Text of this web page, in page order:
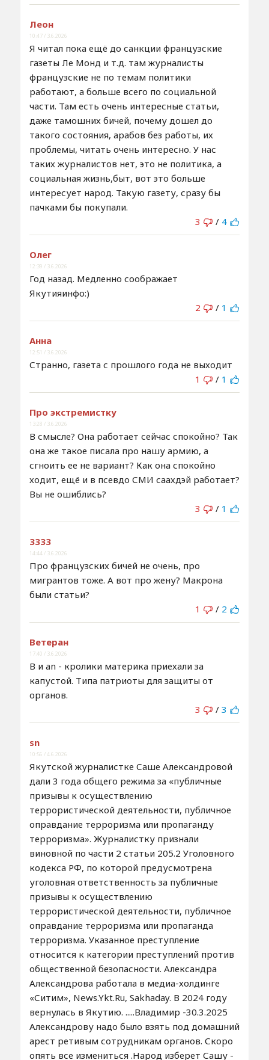
Леон
10:47 / 3.6.2026
Я читал пока ещё до санкции французские
газеты Ле Монд и т.д. там журналисты
французские не по темам политики
работают, а больше всего по социальной
части. Там есть очень интересные статьи,
даже тамошних бичей, почему дошел до
такого состояния, арабов без работы, их
проблемы, читать очень интересно. У нас
таких журналистов нет, это не политика, а
социальная жизнь,быт, вот это больше
интересует народ. Такую газету, сразу бы
пачками бы покупали.
3
/ 4
Олег
12:39 / 3.6.2026
Год назад. Медленно соображает
Якутияинфо:)
2
/ 1
Анна
12:51 / 3.6.2026
Странно, газета с прошлого года не выходит
1
/ 1
Про экстремистку
13:28 / 3.6.2026
В смысле? Она работает сейчас спокойно? Так
она же такое писала про нашу армию, а
сгноить ее не вариант? Как она спокойно
ходит, ещё и в псевдо СМИ саахдэй работает?
Вы не ошиблись?
3
/ 1
3333
14:44 / 3.6.2026
Про французских бичей не очень, про
мигрантов тоже. А вот про жену? Макрона
были статьи?
1
/ 2
Ветеран
17:40 / 3.6.2026
В и an - кролики материка приехали за
капустой. Типа патриоты для защиты от
органов.
3
/ 3
sn
10:56 / 4.6.2026
Якутской журналистке Саше Александровой
дали 3 года общего режима за «публичные
призывы к осуществлению
террористической деятельности, публичное
оправдание терроризма или пропаганду
терроризма». Журналистку признали
виновной по части 2 статьи 205.2 Уголовного
кодекса РФ, по которой предусмотрена
уголовная ответственность за публичные
призывы к осуществлению
террористической деятельности, публичное
оправдание терроризма или пропаганда
терроризма. Указанное преступление
относится к категории преступлений против
общественной безопасности. Александра
Александрова работала в медиа-холдинге
«Ситим», News.Ykt.Ru, Sakhaday. В 2024 году
вернулась в Якутию. .....Владимир -30.3.2025
Александрову надо было взять под домашний
арест ретивым сотрудникам органов. Скоро
опять все измениться .Народ изберет Сашу -